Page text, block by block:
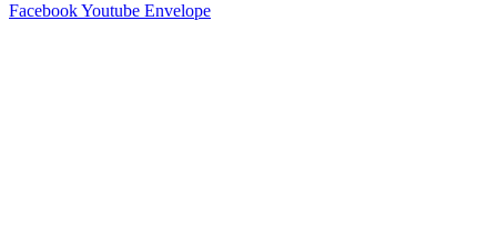
FacebookYoutube Envelope